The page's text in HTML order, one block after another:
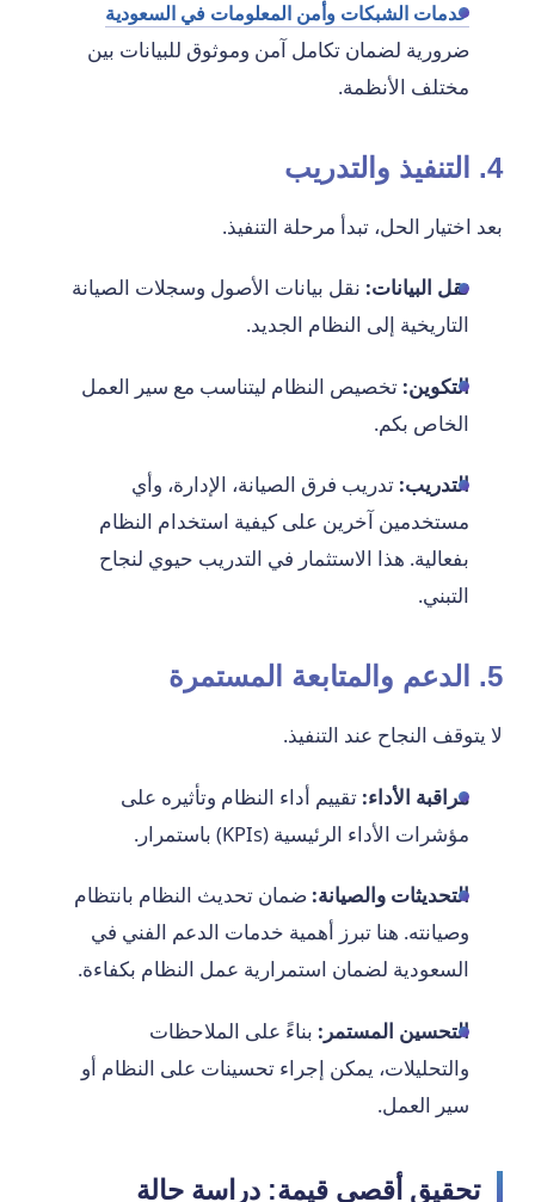
خدمات الشبكات وأمن المعلومات في السعودية
ضرورية لضمان تكامل آمن وموثوق للبيانات بين
مختلف الأنظمة.
4. التنفيذ والتدريب
بعد اختيار الحل، تبدأ مرحلة التنفيذ.
نقل البيانات: نقل بيانات الأصول وسجلات الصيانة
التاريخية إلى النظام الجديد.
التكوين: تخصيص النظام ليتناسب مع سير العمل
الخاص بكم.
التدريب: تدريب فرق الصيانة، الإدارة، وأي
مستخدمين آخرين على كيفية استخدام النظام
بفعالية. هذا الاستثمار في التدريب حيوي لنجاح
التبني.
5. الدعم والمتابعة المستمرة
لا يتوقف النجاح عند التنفيذ.
مراقبة الأداء: تقييم أداء النظام وتأثيره على
مؤشرات الأداء الرئيسية (KPIs) باستمرار.
التحديثات والصيانة: ضمان تحديث النظام بانتظام
وصيانته. هنا تبرز أهمية خدمات الدعم الفني في
السعودية لضمان استمرارية عمل النظام بكفاءة.
التحسين المستمر: بناءً على الملاحظات
والتحليلات، يمكن إجراء تحسينات على النظام أو
سير العمل.
تحقيق أقصى قيمة: دراسة حالة